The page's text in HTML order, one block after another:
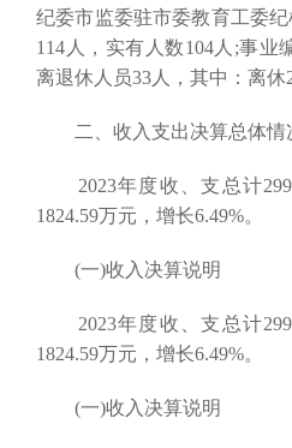
纪委市监委驻市委教育工委
114人，实有人数104人;事业
离退休人员33人，其中：离休
二、收入支出决算总体情
2023年度收、支总计
1824.59万元，增长6.49%。
(一)收入决算说明
2023年度收、支总计
1824.59万元，增长6.49%。
(一)收入决算说明